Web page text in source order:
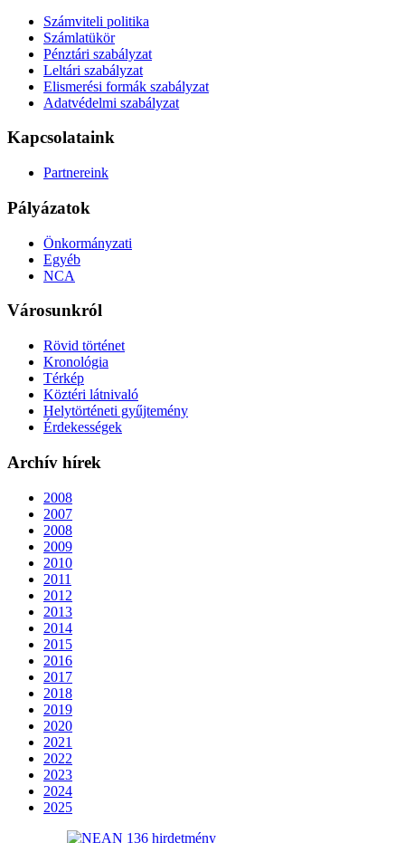
Számviteli politika
Számlatükör
Pénztári szabályzat
Leltári szabályzat
Elismerési formák szabályzat
Adatvédelmi szabályzat
Kapcsolataink
Partnereink
Pályázatok
Önkormányzati
Egyéb
NCA
Városunkról
Rövid történet
Kronológia
Térkép
Köztéri látnivaló
Helytörténeti gyűjtemény
Érdekességek
Archív hírek
2008
2007
2008
2009
2010
2011
2012
2013
2014
2015
2016
2017
2018
2019
2020
2021
2022
2023
2024
2025